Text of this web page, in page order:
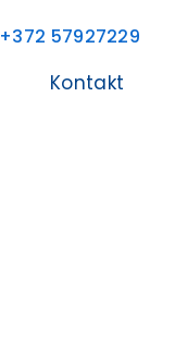
+372 57927229
Kontakt